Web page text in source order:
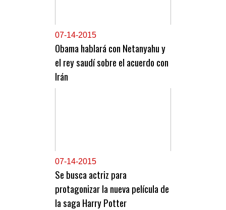
07-14-2015
Obama hablará con Netanyahu y
el rey saudí sobre el acuerdo con
Irán
07-14-2015
Se busca actriz para
protagonizar la nueva película de
la saga Harry Potter